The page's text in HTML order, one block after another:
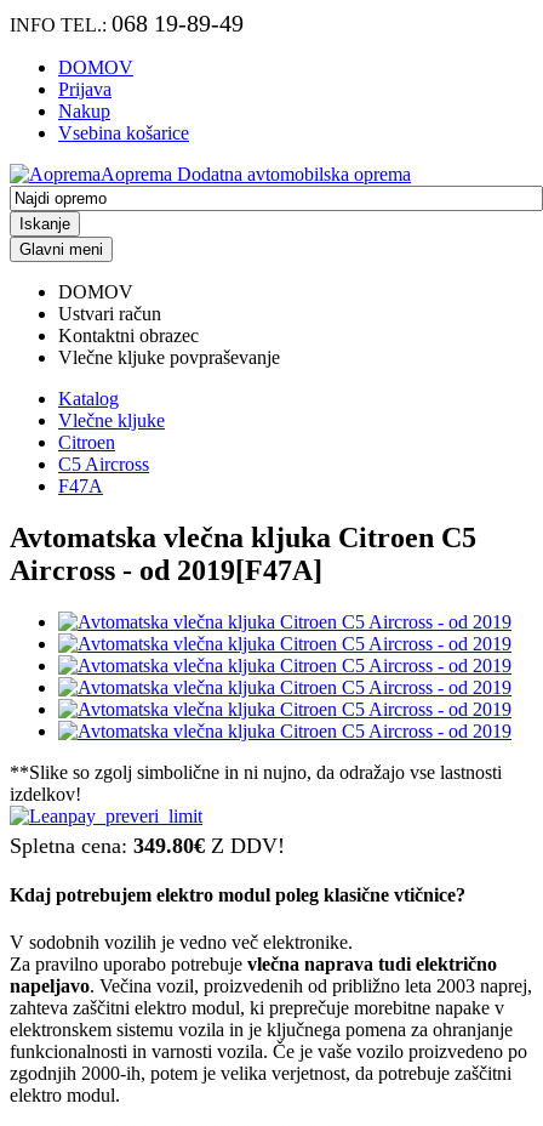
INFO TEL.: 068 19-89-49
DOMOV
Prijava
Nakup
Vsebina košarice
Aoprema Dodatna avtomobilska oprema
Iskanje
Glavni meni
DOMOV
Ustvari račun
Kontaktni obrazec
Vlečne kljuke povpraševanje
Katalog
Vlečne kljuke
Citroen
C5 Aircross
F47A
Avtomatska vlečna kljuka Citroen C5
Aircross - od 2019[F47A]
**Slike so zgolj simbolične in ni nujno, da odražajo vse lastnosti
izdelkov!
Spletna cena: 349.80€ Z DDV!
Kdaj potrebujem elektro modul poleg klasične vtičnice?
V sodobnih vozilih je vedno več elektronike.
Za pravilno uporabo potrebuje vlečna naprava tudi električno
napeljavo. Večina vozil, proizvedenih od približno leta 2003 naprej,
zahteva zaščitni elektro modul, ki preprečuje morebitne napake v
elektronskem sistemu vozila in je ključnega pomena za ohranjanje
funkcionalnosti in varnosti vozila. Če je vaše vozilo proizvedeno po
zgodnjih 2000-ih, potem je velika verjetnost, da potrebuje zaščitni
elektro modul.